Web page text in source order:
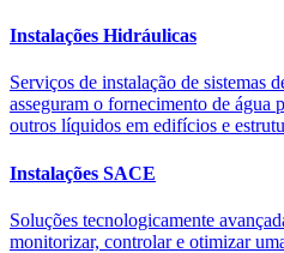
Instalações Hidráulicas
Serviços de instalação de sistemas
asseguram o fornecimento de água
outros líquidos em edifícios e
Instalações SACE
Soluções tecnologicamente
monitorizar, controlar e otimizar